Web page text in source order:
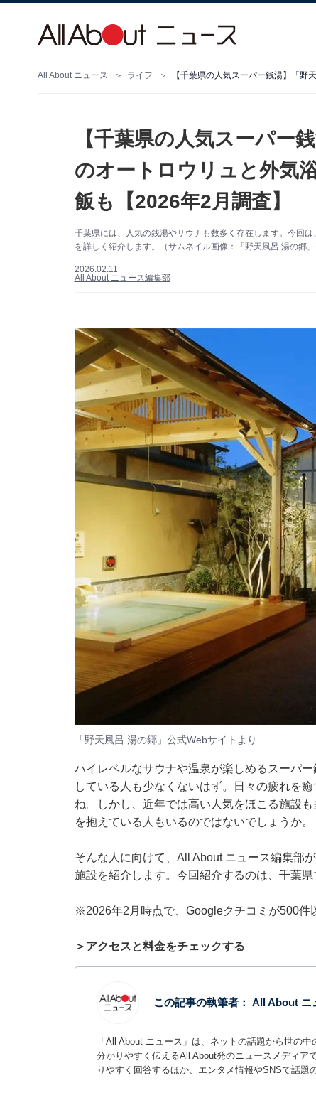
All About ニュース ライフ
【千葉県の人気スーパー
のオートロウリュと外気
飯も【2026年2月調査】
千葉県には、人気の銭湯やサウナも数多く存在します。今回
を詳しく紹介します。（サムネイル画像：「野天風呂 湯の郷」
2026.02.11
All About ニュース編集部
「野天風呂 湯の郷」公式Webサイトより
ハイレベルなサウナや温泉が楽しめるスーパ
している人も少なくないはず。日々の疲れを
ね。しかし、近年では高い人気をほこる施設
を抱えている人もいるのではないでしょうか。
そんな人に向けて、All About ニュース編集部
施設を紹介します。今回紹介するのは、千葉
※2026年2月時点で、Googleクチコミが500件
＞アクセスと料金をチェックする
この記事の執筆者： All About ニ
「All About ニュース」は、ネットの話題から世の
分かりやすく伝えるAll About発のニュースメディア
りやすく回答するほか、エンタメ情報やSNSで話題